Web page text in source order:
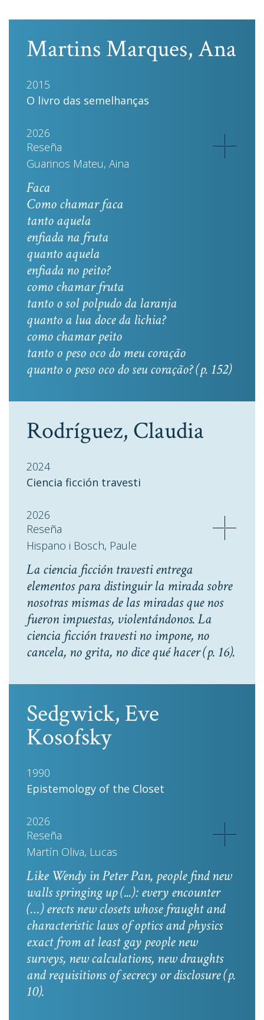
Martins Marques, Ana
2015
O livro das semelhanças
2026
Reseña
Guarinos Mateu, Aina
Faca
Como chamar faca
tanto aquela
enfiada na fruta
quanto aquela
enfiada no peito?
como chamar fruta
tanto o sol polpudo da laranja
quanto a lua doce da lichia?
como chamar peito
tanto o peso oco do meu coração
quanto o peso oco do seu coração? (p. 152)
Rodríguez, Claudia
2024
Ciencia ficción travesti
2026
Reseña
Hispano i Bosch, Paule
La ciencia ficción travesti entrega
elementos para distinguir la mirada sobre
nosotras mismas de las miradas que nos
fueron impuestas, violentándonos. La
ciencia ficción travesti no impone, no
cancela, no grita, no dice qué hacer(p. 16).
Sedgwick, Eve
Kosofsky
1990
Epistemology of the Closet
2026
Reseña
Martín Oliva, Lucas
Like Wendy inPeter Pan, people find new
walls springing up (...): every encounter
(…) erects new closets whose fraught and
characteristic laws of optics and physics
exact from at least gay people new
surveys, new calculations, new draughts
and requisitions of secrecy or disclosure(p.
10).